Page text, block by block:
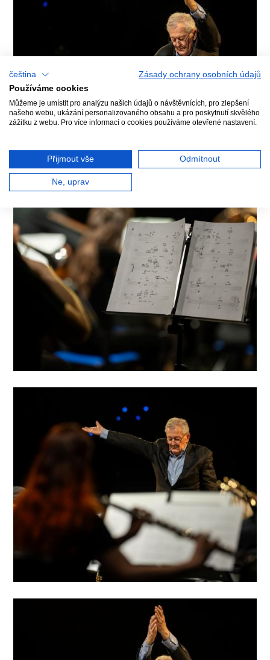
čeština
Zásady ochrany osobních údajů
Používáme cookies
Můžeme je umístit pro analýzu našich údajů o návštěvnících, pro zlepšení
našeho webu, ukázání personalizovaného obsahu a pro poskytnutí skvělého
zážitku z webu. Pro více informací o cookies používáme otevřené nastavení.
Přijmout vše Odmítnout
Ne, uprav